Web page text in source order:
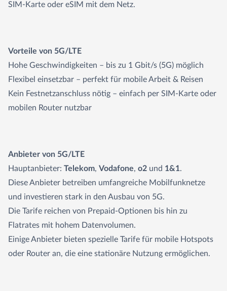
SIM-Karte oder eSIM mit dem Netz.
Vorteile von 5G/LTE
Hohe Geschwindigkeiten – bis zu 1 Gbit/s (5G) möglich
Flexibel einsetzbar – perfekt für mobile Arbeit & Reisen
Kein Festnetzanschluss nötig – einfach per SIM-Karte oder
mobilen Router nutzbar
Anbieter von 5G/LTE
Hauptanbieter: Telekom, Vodafone, o2 und 1&1.
Diese Anbieter betreiben umfangreiche Mobilfunknetze
und investieren stark in den Ausbau von 5G.
Die Tarife reichen von Prepaid-Optionen bis hin zu
Flatrates mit hohem Datenvolumen.
Einige Anbieter bieten spezielle Tarife für mobile Hotspots
oder Router an, die eine stationäre Nutzung ermöglichen.